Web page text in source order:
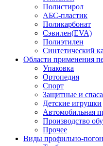
Полистирол
АБС-пластик
Поликарбонат
Сэвилен(EVA)
Полиэтилен
Синтетический
Области применения
Упаковка
Ортопедия
Спорт
Защитные и
Детские игрушки
Автомобильная
Производство
Прочее
Виды профильно-